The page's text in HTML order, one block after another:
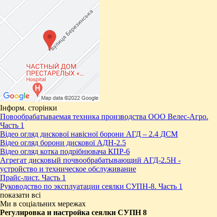
Інформ. сторінки
Повообрабатываемая техника производства ООО Велес-Агро.
Часть 1
Відео огляд дискової навісної борони АГД – 2.4 ДСМ
Відео огляд борони дискової АДН-2.5
Відео огляд котка подрібнювача КПР-6
Агрегат дисковый почвообрабатывающий АГД-2.5Н -
устройство и техническое обслуживание
Прайс-лист. Часть 1
Руководство по эксплуатации сеялки СУПН-8. Часть 1
показати всі
Ми в соціальних мережах
Регулировка и настройка сеялки СУПН 8